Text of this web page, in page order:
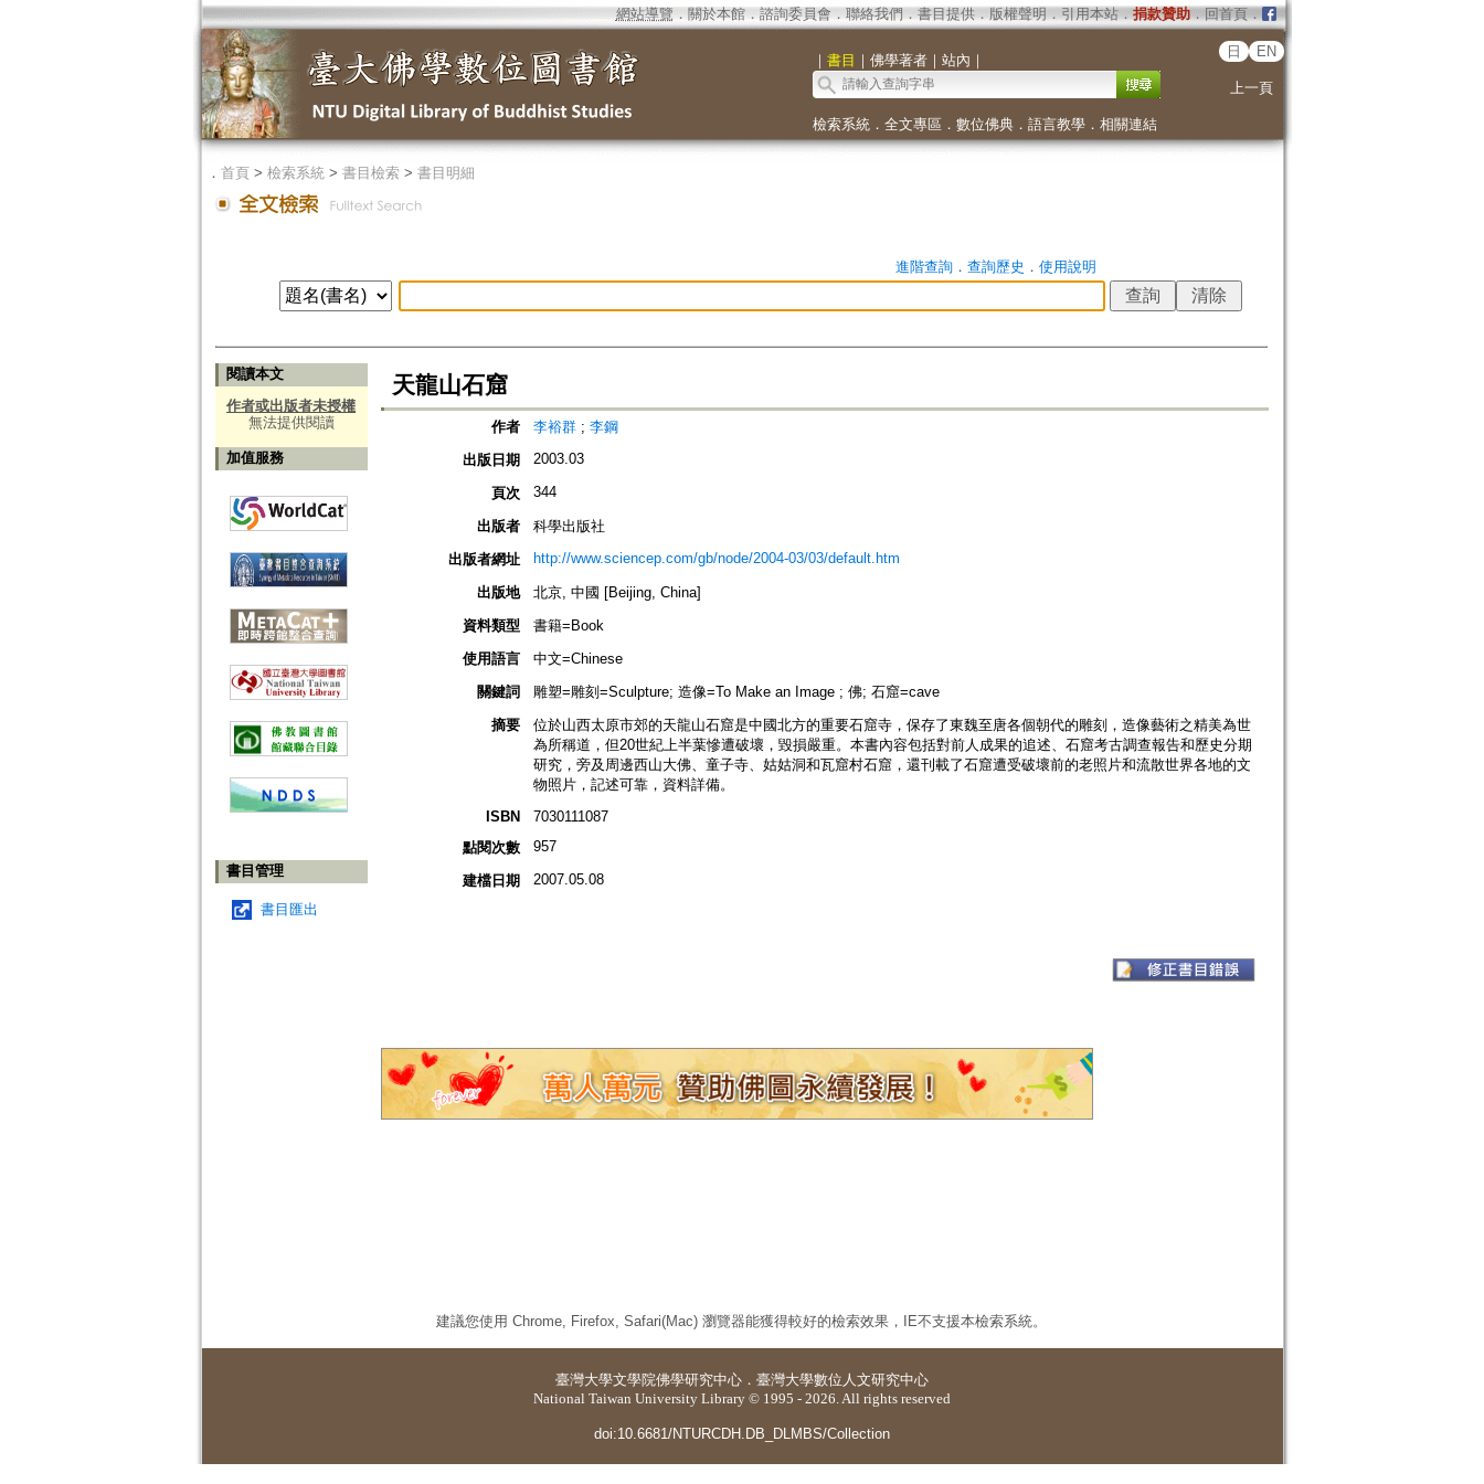
網站導覽 ． 關於本館． 諮詢委員會． 聯絡我們 ． 書目提供． 版權聲明 ． 引用本站． 捐款贊助．回首頁．
｜ 書目 ｜ 佛學著者｜ 站內 ｜
日 EN
上一頁
檢索系統． 全文專區 ． 數位佛典． 語言教學． 相關連結
． 首頁> 檢索系統> 書目檢索> 書目明細
進階查詢． 查詢歷史 ． 使用說明
閱讀本文
作者或出版者未授權
無法提供閱讀
加值服務
書目管理
書目匯出
天龍山石窟
作者 李裕群; 李鋼
出版日期
2003.03
頁次 344
出版者
科學出版社
出版者網址
http://www.sciencep.com/gb/node/2004-03/03/default.htm
出版地
北京, 中國 [Beijing, China]
資料類型
書籍=Book
使用語言
中文=Chinese
關鍵詞
雕塑=雕刻=Sculpture; 造像=To Make an Image ; 佛; 石窟=cave
摘要
位於山西太原市郊的天龍山石窟是中國北方的重要石窟寺，保存了東魏至唐各個朝代的雕刻，造像藝術之精美為世
為所稱道，但20世紀上半葉慘遭破壞，毀損嚴重。本書內容包括對前人成果的追述、石窟考古調查報告和歷史分期
研究，旁及周邊西山大佛、童子寺、姑姑洞和瓦窟村石窟，還刊載了石窟遭受破壞前的老照片和流散世界各地的文
物照片，記述可靠，資料詳備。
ISBN
7030111087
點閱次數
957
建檔日期 2007.05.08
建議您使用 Chrome, Firefox, Safari(Mac) 瀏覽器能獲得較好的檢索效果，IE不支援本檢索系統。
臺灣大學文學院佛學研究中心 ． 臺灣大學數位人文研究中心
National Taiwan University Library © 1995 - 2026. All rights reserved
doi:10.6681/NTURCDH.DB_DLMBS/Collection